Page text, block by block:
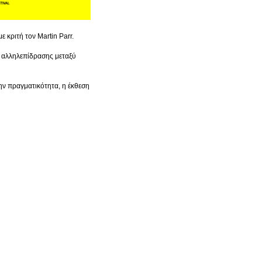
κριτή τον Martin Parr.
αλληλεπίδρασης μεταξύ
πραγματικότητα, η έκθεση